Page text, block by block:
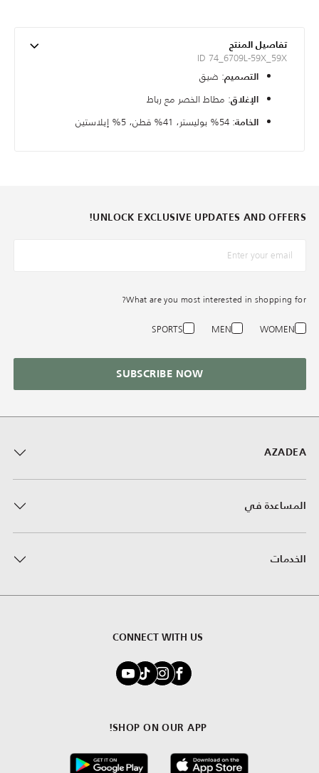
تفاصيل المنتج
ID 74_6709L-59X_59X
التصميم: ضيق
الإغلاق: مطاط الخصر مع رباط
الخامة: 54% بوليستر، 41% قطن، 5% إيلاستين
AZADEA
المساعدة في
الخدمات
CONNECT WITH US
SHOP ON OUR APP!
UNLOCK EXCLUSIVE UPDATES AND OFFERS!
*البريد الإلكترونيّ
What are you most interested in shopping for?
WOMEN
MEN
SPORTS
SUBSCRIBE NOW